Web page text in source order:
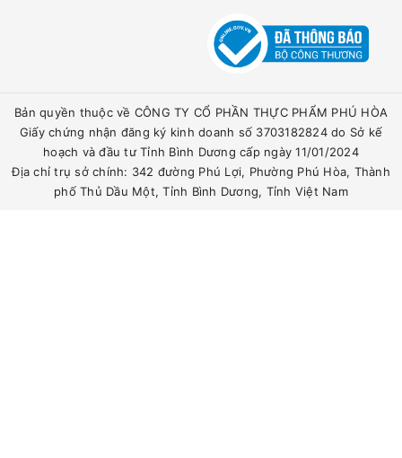
Bản quyền thuộc về CÔNG TY CỔ PHẦN THỰC PHẨM PHÚ HÒA
Giấy chứng nhận đăng ký kinh doanh số 3703182824 do Sở kế
hoạch và đầu tư Tỉnh Bình Dương cấp ngày 11/01/2024
Địa chỉ trụ sở chính: 342 đường Phú Lợi, Phường Phú Hòa, Thành
phố Thủ Dầu Một, Tỉnh Bình Dương, Tỉnh Việt Nam